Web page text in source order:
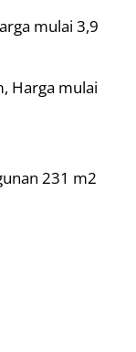
mulai 3,9
Harga mulai
231 m2